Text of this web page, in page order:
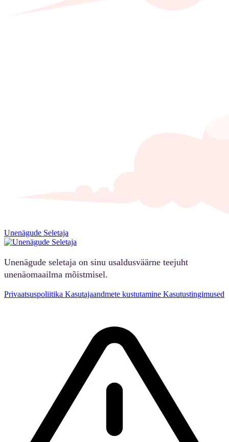
Unenägude Seletaja
Unenägude seletaja on sinu usaldusväärne teejuht
unenäomaailma mõistmisel.
Privaatsuspoliitika Kasutajaandmete kustutamine Kasutustingimused